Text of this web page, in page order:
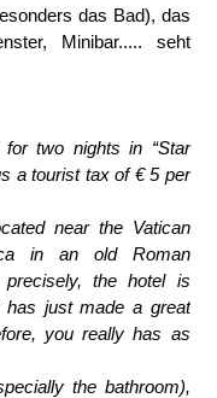
das Bad), das
Minibar..... seht
two nights in “Star
a tourist tax of € 5 per
near the Vatican
in an old Roman
the hotel is
has just made a great
you really has as
the bathroom),